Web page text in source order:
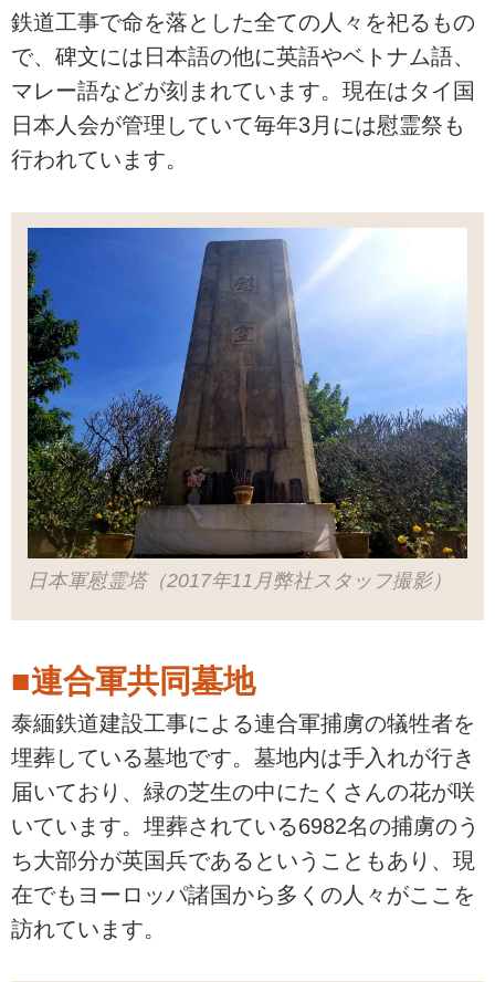
鉄道工事で命を落とした全ての人々を祀るもの
で、碑文には日本語の他に英語やベトナム語、
マレー語などが刻まれています。現在はタイ国
日本人会が管理していて毎年3月には慰霊祭も
行われています。
日本軍慰霊塔（2017年11月弊社スタッフ撮影）
■連合軍共同墓地
泰緬鉄道建設工事による連合軍捕虜の犠牲者を
埋葬している墓地です。墓地内は手入れが行き
届いており、緑の芝生の中にたくさんの花が咲
いています。埋葬されている6982名の捕虜のう
ち大部分が英国兵であるということもあり、現
在でもヨーロッパ諸国から多くの人々がここを
訪れています。